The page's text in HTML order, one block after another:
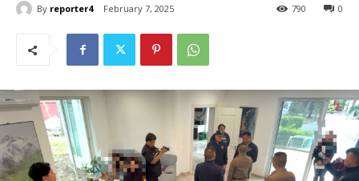
By reporter4 February 7, 2025 0
790